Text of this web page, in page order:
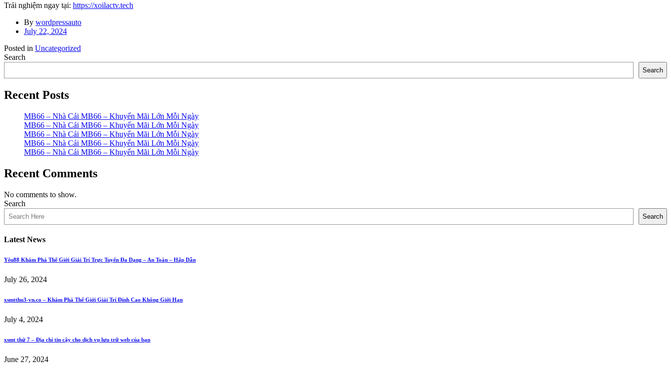
Trải nghiệm ngay tại: https://xoilactv.tech
By wordpressauto
July 22, 2024
Posted in Uncategorized
Search
Search
Recent Posts
MB66 – Nhà Cái MB66 – Khuyến Mãi Lớn Mỗi Ngày
MB66 – Nhà Cái MB66 – Khuyến Mãi Lớn Mỗi Ngày
MB66 – Nhà Cái MB66 – Khuyến Mãi Lớn Mỗi Ngày
MB66 – Nhà Cái MB66 – Khuyến Mãi Lớn Mỗi Ngày
MB66 – Nhà Cái MB66 – Khuyến Mãi Lớn Mỗi Ngày
Recent Comments
No comments to show.
Search
Search
Latest News
Yêu88 Khám Phá Thế Giới Giải Trí Trực Tuyến Đa Dạng – An Toàn – Hấp Dẫn
July 26, 2024
xsmtthu3-vn.co – Khám Phá Thế Giới Giải Trí Đỉnh Cao Không Giới Hạn
July 4, 2024
xsmt thứ 7 – Địa chỉ tin cậy cho dịch vụ lưu trữ web của bạn
June 27, 2024